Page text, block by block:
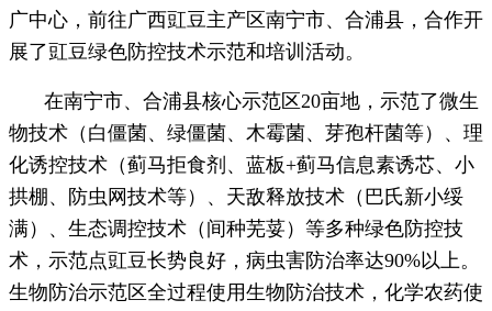
广中心，前往广西豇豆主产区南宁市、合浦县，合作开
展了豇豆绿色防控技术示范和培训活动。
在南宁市、合浦县核心示范区20亩地，示范了微生
物技术（白僵菌、绿僵菌、木霉菌、芽孢杆菌等）、理
化诱控技术（蓟马拒食剂、蓝板+蓟马信息素诱芯、小
拱棚、防虫网技术等）、天敌释放技术（巴氏新小绥
满）、生态调控技术（间种芜荽）等多种绿色防控技
术，示范点豇豆长势良好，病虫害防治率达90%以上。
生物防治示范区全过程使用生物防治技术，化学农药使